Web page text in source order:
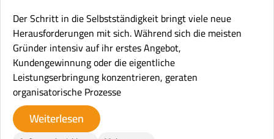
Der Schritt in die Selbstständigkeit bringt viele neue
Herausforderungen mit sich. Während sich die meisten
Gründer intensiv auf ihr erstes Angebot,
Kundengewinnung oder die eigentliche
Leistungserbringung konzentrieren, geraten
organisatorische Prozesse
Weiterlesen